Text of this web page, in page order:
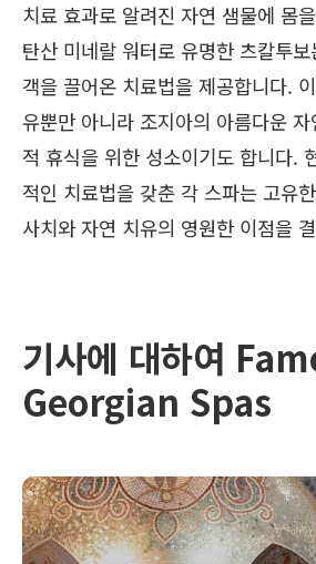
치료 효과로 알려진 자연 샘물에 몸
탄산 미네랄 워터로 유명한 츠칼투
객을 끌어온 치료법을 제공합니다.
유뿐만 아니라 조지아의 아름다운
적 휴식을 위한 성소이기도 합니다.
적인 치료법을 갖춘 각 스파는 고유
사치와 자연 치유의 영원한 이점을
기사에 대하여
Georgian Spas